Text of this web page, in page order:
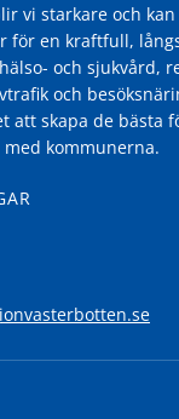
vi starkare och
för en kraftfull,
och sjukvård,
och
att skapa de bästa
kommunerna.